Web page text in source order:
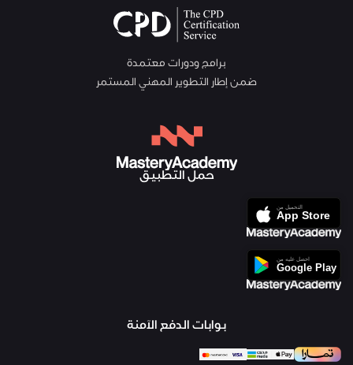
برامج ودورات معتمدة
ضمن إطار التطوير المهني المستمر
حمل التطبيق
بوابات الدفع الآمنة